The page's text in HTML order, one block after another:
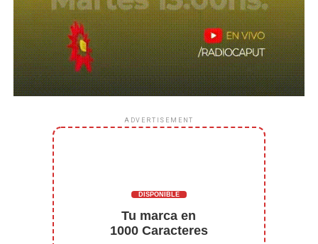
ADVERTISEMENT
DISPONIBLE
Tu marca en
1000 Caracteres